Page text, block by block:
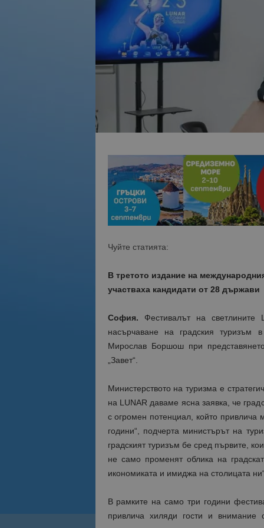
Чуйте статията:
В третото издание на
участваха кандидати от 28 държави
София. Фестивалът на
насърчаване на градския туризъм
Мирослав Боршош при
„Завет“.
Министерството на туризма е
на LUNAR даваме ясна заявка, че
с огромен потенциал, който привлича
години“, подчерта министърът на
градският туризъм бе сред първите,
не само променят облика на
икономиката и имиджа на столицата
В рамките на само три години
привлича хиляди гости и